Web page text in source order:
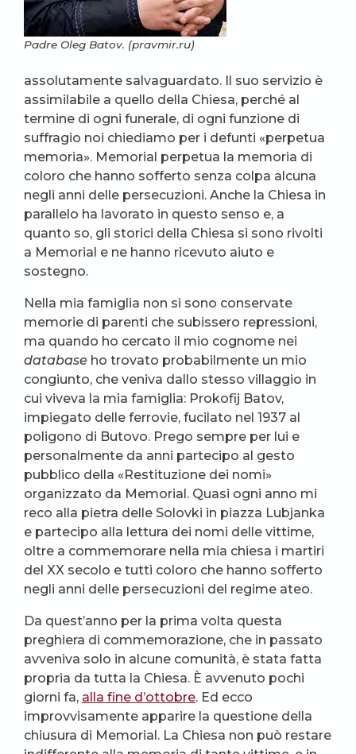
Padre Oleg Batov. (pravmir.ru)
assolutamente salvaguardato. Il suo servizio è
assimilabile a quello della Chiesa, perché al
termine di ogni funerale, di ogni funzione di
suffragio noi chiediamo per i defunti «perpetua
memoria». Memorial perpetua la memoria di
coloro che hanno sofferto senza colpa alcuna
negli anni delle persecuzioni. Anche la Chiesa in
parallelo ha lavorato in questo senso e, a
quanto so, gli storici della Chiesa si sono rivolti
a Memorial e ne hanno ricevuto aiuto e
sostegno.
Nella mia famiglia non si sono conservate
memorie di parenti che subissero repressioni,
ma quando ho cercato il mio cognome nei
database ho trovato probabilmente un mio
congiunto, che veniva dallo stesso villaggio in
cui viveva la mia famiglia: Prokofij Batov,
impiegato delle ferrovie, fucilato nel 1937 al
poligono di Butovo. Prego sempre per lui e
personalmente da anni partecipo al gesto
pubblico della «Restituzione dei nomi»
organizzato da Memorial. Quasi ogni anno mi
reco alla pietra delle Solovki in piazza Lubjanka
e partecipo alla lettura dei nomi delle vittime,
oltre a commemorare nella mia chiesa i martiri
del XX secolo e tutti coloro che hanno sofferto
negli anni delle persecuzioni del regime ateo.
Da quest’anno per la prima volta questa
preghiera di commemorazione, che in passato
avveniva solo in alcune comunità, è stata fatta
propria da tutta la Chiesa. È avvenuto pochi
giorni fa, alla fine d’ottobre. Ed ecco
improvvisamente apparire la questione della
chiusura di Memorial. La Chiesa non può restare